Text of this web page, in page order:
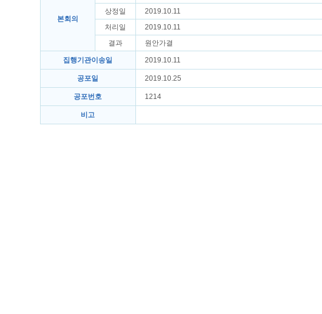
본회의
상정일
2019.10.11
처리일
2019.10.11
결과
원안가결
집행기관이송일 2019.10.11
공포일 2019.10.25
공포번호 1214
비고